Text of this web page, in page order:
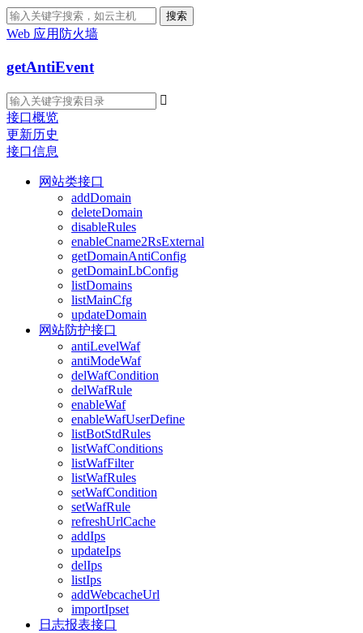
搜索
Web 应用防火墙
getAntiEvent

接口概览
更新历史
接口信息
网站类接口
addDomain
deleteDomain
disableRules
enableCname2RsExternal
getDomainAntiConfig
getDomainLbConfig
listDomains
listMainCfg
updateDomain
网站防护接口
antiLevelWaf
antiModeWaf
delWafCondition
delWafRule
enableWaf
enableWafUserDefine
listBotStdRules
listWafConditions
listWafFilter
listWafRules
setWafCondition
setWafRule
refreshUrlCache
addIps
updateIps
delIps
listIps
addWebcacheUrl
importIpset
日志报表接口